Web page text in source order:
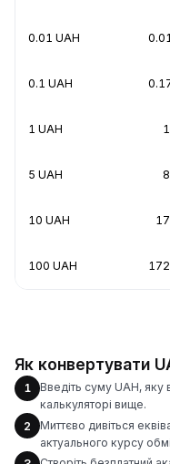
0.01 UAH
0.1 UAH
1 UAH
5 UAH
10 UAH
100 UAH
Як конвертувати
1
Введіть суму UAH, яку
калькуляторі вище.
2
Миттєво дивіться
актуального курсу